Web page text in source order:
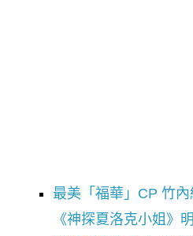
最美「福華」CP 竹
《神探夏洛克小姐》